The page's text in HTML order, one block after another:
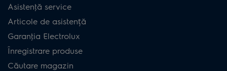
Asistenţă service
Articole de asistență
Garanţia Electrolux
Înregistrare produse
Căutare magazin